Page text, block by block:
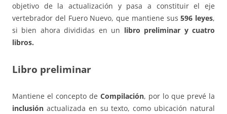
objetivo de la actualización y pasa a constituir el eje
vertebrador del Fuero Nuevo, que mantiene sus 596 leyes,
si bien ahora divididas en un libro preliminar y cuatro
libros.
Libro preliminar
Mantiene el concepto de Compilación, por lo que prevé la
inclusión actualizada en su texto, como ubicación natural